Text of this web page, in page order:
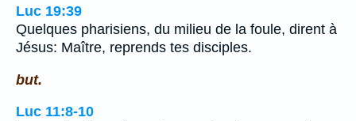
Luc 19:39
Quelques pharisiens, du milieu de la foule, dirent à
Jésus: Maître, reprends tes disciples.
but.
Luc 11:8-10